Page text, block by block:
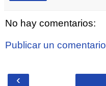
No hay comentarios:
Publicar un comentario
‹